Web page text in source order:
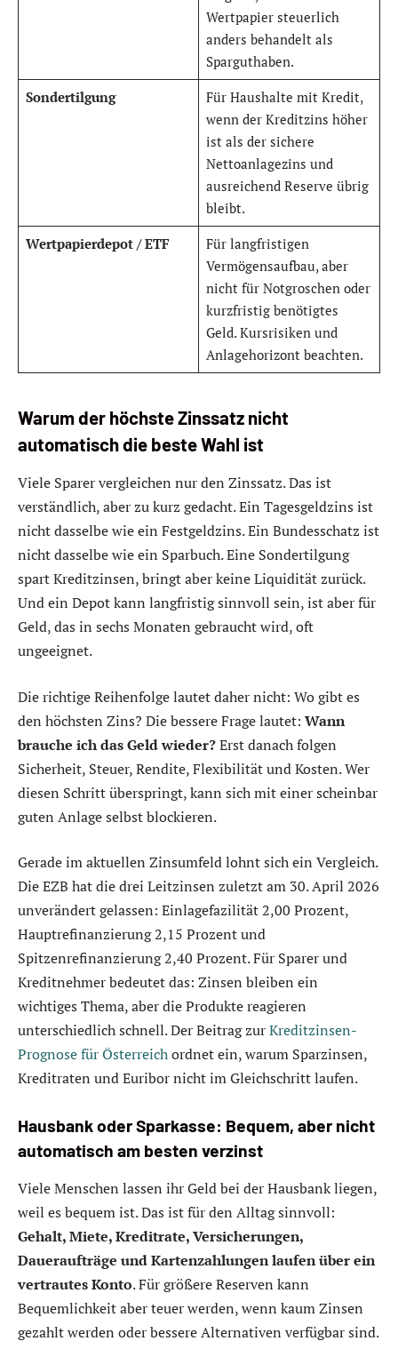
Wertpapier steuerlich
anders behandelt als
Sparguthaben.
Sondertilgung
Für Haushalte mit Kredit,
wenn der Kreditzins höher
ist als der sichere
Nettoanlagezins und
ausreichend Reserve übrig
bleibt.
Wertpapierdepot / ETF
Für langfristigen
Vermögensaufbau, aber
nicht für Notgroschen oder
kurzfristig benötigtes
Geld. Kursrisiken und
Anlagehorizont beachten.
Warum der höchste Zinssatz nicht
automatisch die beste Wahl ist
Viele Sparer vergleichen nur den Zinssatz. Das ist
verständlich, aber zu kurz gedacht. Ein Tagesgeldzins ist
nicht dasselbe wie ein Festgeldzins. Ein Bundesschatz ist
nicht dasselbe wie ein Sparbuch. Eine Sondertilgung
spart Kreditzinsen, bringt aber keine Liquidität zurück.
Und ein Depot kann langfristig sinnvoll sein, ist aber für
Geld, das in sechs Monaten gebraucht wird, oft
ungeeignet.
Die richtige Reihenfolge lautet daher nicht: Wo gibt es
den höchsten Zins? Die bessere Frage lautet: Wann
brauche ich das Geld wieder?Erst danach folgen
Sicherheit, Steuer, Rendite, Flexibilität und Kosten. Wer
diesen Schritt überspringt, kann sich mit einer scheinbar
guten Anlage selbst blockieren.
Gerade im aktuellen Zinsumfeld lohnt sich ein Vergleich.
Die EZB hat die drei Leitzinsen zuletzt am 30. April 2026
unverändert gelassen: Einlagefazilität 2,00 Prozent,
Hauptrefinanzierung 2,15 Prozent und
Spitzenrefinanzierung 2,40 Prozent. Für Sparer und
Kreditnehmer bedeutet das: Zinsen bleiben ein
wichtiges Thema, aber die Produkte reagieren
unterschiedlich schnell. Der Beitrag zurKreditzinsen-
Prognose für Österreichordnet ein, warum Sparzinsen,
Kreditraten und Euribor nicht im Gleichschritt laufen.
Hausbank oder Sparkasse: Bequem, aber nicht
automatisch am besten verzinst
Viele Menschen lassen ihr Geld bei der Hausbank liegen,
weil es bequem ist. Das ist für den Alltag sinnvoll:
Gehalt, Miete, Kreditrate, Versicherungen,
Daueraufträge und Kartenzahlungen laufen über ein
vertrautes Konto. Für größere Reserven kann
Bequemlichkeit aber teuer werden, wenn kaum Zinsen
gezahlt werden oder bessere Alternativen verfügbar sind.